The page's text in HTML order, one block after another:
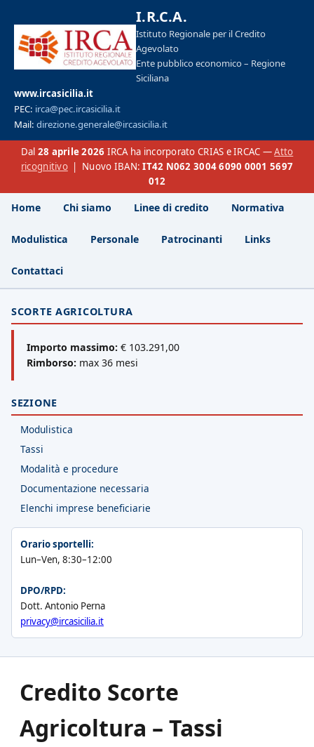
I.R.C.A.
Istituto Regionale per il Credito
Agevolato
Ente pubblico economico – Regione
Siciliana
www.ircasicilia.it
PEC: irca@pec.ircasicilia.it
Mail: direzione.generale@ircasicilia.it
Dal 28 aprile 2026 IRCA ha incorporato CRIAS e IRCAC —Atto
ricognitivo| Nuovo IBAN:IT42 N062 3004 6090 0001 5697
012
Home Chi siamo Linee di credito Normativa
Modulistica Personale Patrocinanti Links
Contattaci
SCORTE AGRICOLTURA
Importo massimo: € 103.291,00
Rimborso: max 36 mesi
SEZIONE
Modulistica
Tassi
Modalità e procedure
Documentazione necessaria
Elenchi imprese beneficiarie
Orario sportelli:
Lun–Ven, 8:30–12:00
DPO/RPD:
Dott. Antonio Perna
privacy@ircasicilia.it
Credito Scorte
Agricoltura – Tassi